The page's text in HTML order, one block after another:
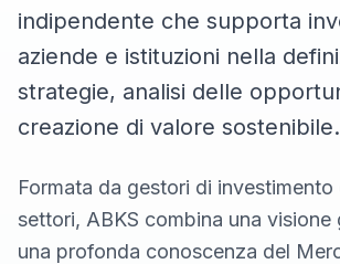
indipendente che supporta
aziende e istituzioni nella
strategie, analisi delle
creazione di valore sostenibile.
Formata da gestori di investimento
settori, ABKS combina una visione
una profonda conoscenza del